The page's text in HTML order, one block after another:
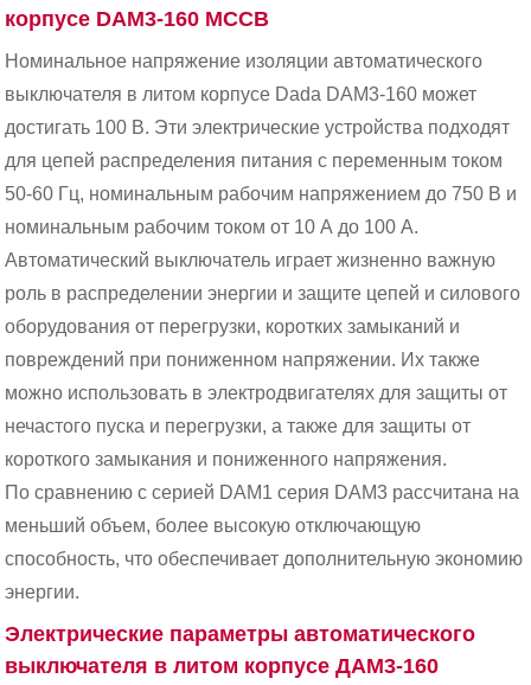
корпусе DAM3-160 MCCB
Номинальное напряжение изоляции автоматического
выключателя в литом корпусе Dada DAM3-160 может
достигать 100 В. Эти электрические устройства подходят
для цепей распределения питания с переменным током
50-60 Гц, номинальным рабочим напряжением до 750 В и
номинальным рабочим током от 10 А до 100 А.
Автоматический выключатель играет жизненно важную
роль в распределении энергии и защите цепей и силового
оборудования от перегрузки, коротких замыканий и
повреждений при пониженном напряжении. Их также
можно использовать в электродвигателях для защиты от
нечастого пуска и перегрузки, а также для защиты от
короткого замыкания и пониженного напряжения.
По сравнению с серией DAM1 серия DAM3 рассчитана на
меньший объем, более высокую отключающую
способность, что обеспечивает дополнительную экономию
энергии.
Электрические параметры автоматического
выключателя в литом корпусе ДАМ3-160